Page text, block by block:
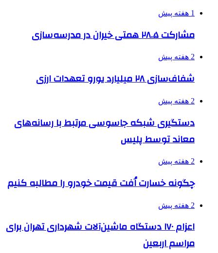
1 هفته پیش
مشارکت ۲۸.۵ همتی خیران در مدرسه‌سازی
2 هفته پیش
شفاف‌سازی ۲۸ میلیارد یورو تعهدات ارزی
2 هفته پیش
دستگیری شبکه جاسوسی مرتبط با رسانه‌های
معاند توسط پلیس
2 هفته پیش
چگونه خسارت اُفت قیمت خودرو را مطالبه کنیم
2 هفته پیش
اعزام ۱۷۰ دستگاه ماشین‌آلات شهرداری تهران برای
مراسم اربعین